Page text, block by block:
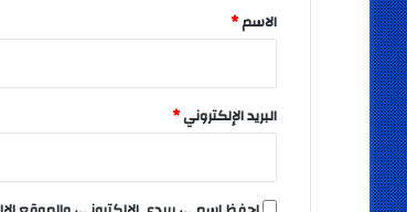
*
الاسم*
البريد الإلكتروني*